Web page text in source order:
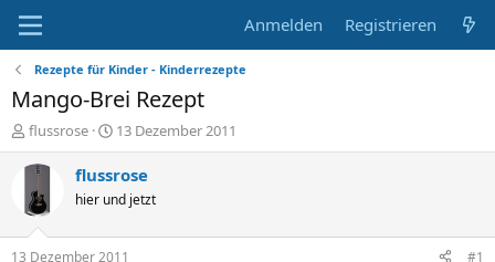
Anmelden Registrieren
Rezepte für Kinder - Kinderrezepte
Mango-Brei Rezept
E
r
s
t
e
flussrose
E
r
s
e
l
13 Dezember 2011
flussrose
hier und jetzt
13 Dezember 2011 #1